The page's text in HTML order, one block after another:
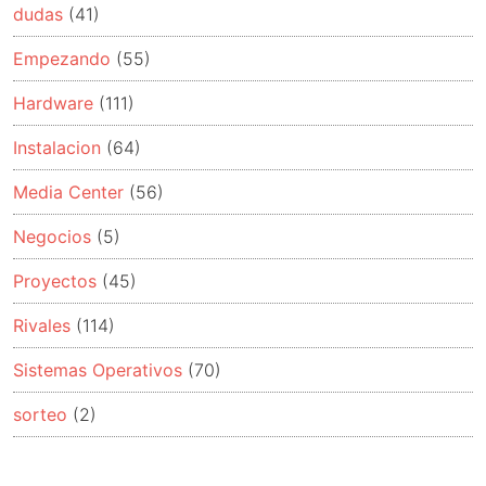
dudas (41)
Empezando (55)
Hardware (111)
Instalacion (64)
Media Center (56)
Negocios (5)
Proyectos (45)
Rivales (114)
Sistemas Operativos (70)
sorteo (2)